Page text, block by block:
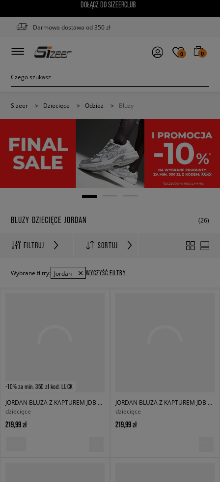
DOŁĄCZ DO SIZEERCLUB
Darmowa dostawa od 350 zł
0 0
Sizeer > Dziecięce > Odzież > Bluzy
BLUZY DZIECIĘCE JORDAN (26)
FILTRUJ SORTUJ
Wybrane filtry: Jordan WYCZYŚĆ FILTRY
-10% za min. 350 zł kod: LUCK
JORDAN BLUZA Z KAPTUREM JDB MJ BROOKLYN FLC PO BOY
dziecięce
219,99 zł
JORDAN BLUZA Z KAPTUREM JDB MJ BROOKLYN FLC PO BOY
dziecięce
219,99 zł